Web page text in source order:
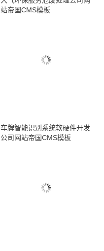
站帝国CMS模板
车牌智能识别系统软硬件开发
公司网站帝国CMS模板